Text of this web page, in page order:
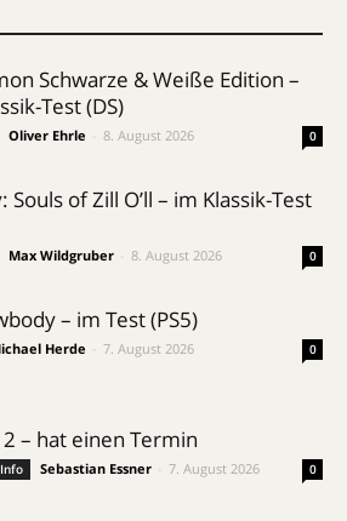
Schwarze & Weiße Edition –
Test (DS)
Oliver Ehrle 8. August 2026 0
Souls of Zill O’ll – im Klassik-Test
Max Wildgruber 8. August 2026 0
– im Test (PS5)
Herde 7. August 2026 0
2 – hat einen Termin
Sebastian Essner 7. August 2026 0